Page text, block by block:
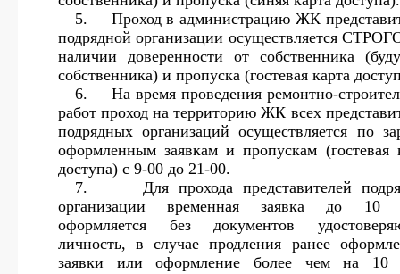
5.
Проход в администрацию ЖК
подрядной организации осуществляется
наличии доверенности от собственника
собственника) и пропуска (гостевая карта
6.
На время проведения ремонтно-
работ проход на территорию ЖК всех
подрядных организаций осуществляется по
оформленным заявкам и пропускам (гостевая
доступа) с 9-00 до 21-00.
7.
Для прохода представителей
организации временная заявка до 10
оформляется без документов
личность, в случае продления ранее
заявки или оформление более чем на 10